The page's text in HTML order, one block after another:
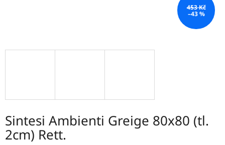
453 Kč
–43 %
Sintesi Ambienti Greige 80x80 (tl.
2cm) Rett.